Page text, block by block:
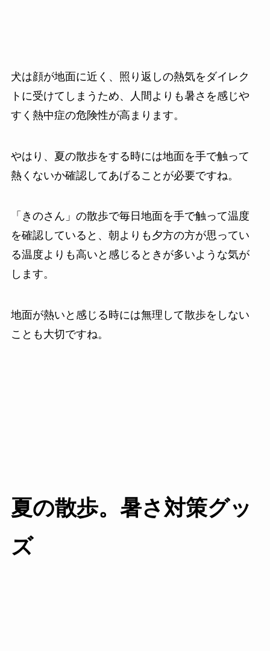
犬は顔が地面に近く、照り返しの熱気をダイレク
トに受けてしまうため、人間よりも暑さを感じや
すく熱中症の危険性が高まります。
やはり、夏の散歩をする時には地面を手で触って
熱くないか確認してあげることが必要ですね。
「きのさん」の散歩で毎日地面を手で触って温度
を確認していると、朝よりも夕方の方が思ってい
る温度よりも高いと感じるときが多いような気が
します。
地面が熱いと感じる時には無理して散歩をしない
ことも大切ですね。
夏の散歩。暑さ対策グッ
ズ